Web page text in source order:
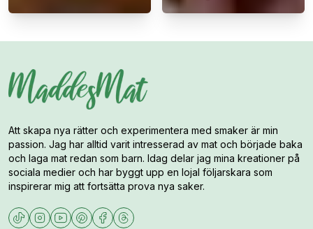
Denna himmelska hallondessert i glas är
Denna lätta
Att skapa nya rätter och experimentera med smaker är min
passion. Jag har alltid varit intresserad av mat och började baka
och laga mat redan som barn. Idag delar jag mina kreationer på
sociala medier och har byggt upp en lojal följarskara som
inspirerar mig att fortsätta prova nya saker.